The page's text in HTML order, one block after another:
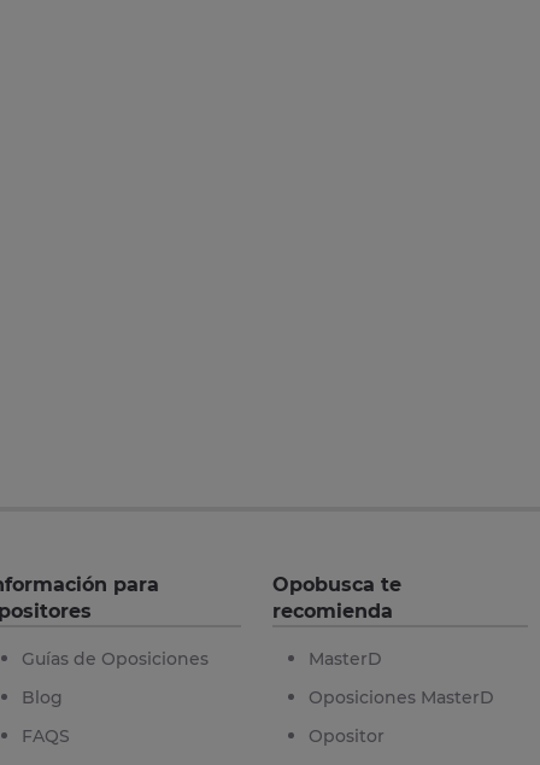
para
Guías de Oposiciones
Blog
FAQS
Opobusca te
recomienda
MasterD
Oposiciones MasterD
Opositor